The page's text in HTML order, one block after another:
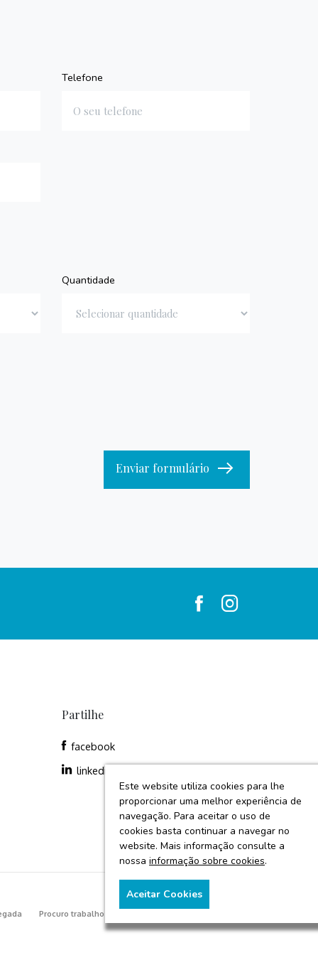
Telefone
Quantidade
Enviar formulário
Partilhe
facebook
linkedin
Procuro trabalho
Este website utiliza cookies para lhe
proporcionar uma melhor experiência de
navegação. Para aceitar o uso de
cookies basta continuar a navegar no
website. Mais informação consulte a
nossa informação sobre cookies.
Aceitar Cookies